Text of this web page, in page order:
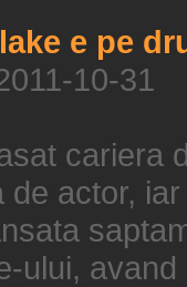
e pe
10-31
cariera
actor,
ului,